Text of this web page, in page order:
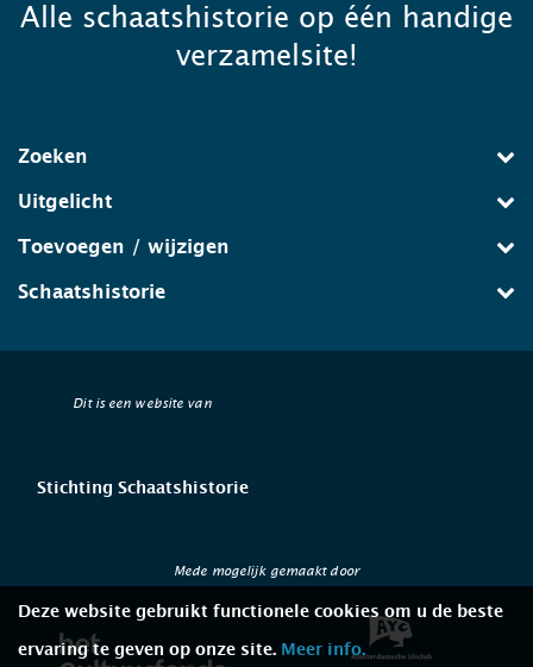
Alle schaatshistorie op één handige
verzamelsite!
Zoeken
Uitgelicht
Toevoegen / wijzigen
Schaatshistorie
Dit is een website van
Stichting Schaatshistorie
Mede mogelijk gemaakt door
Deze website gebruikt functionele cookies om u de beste
ervaring te geven op onze site. Meer info.